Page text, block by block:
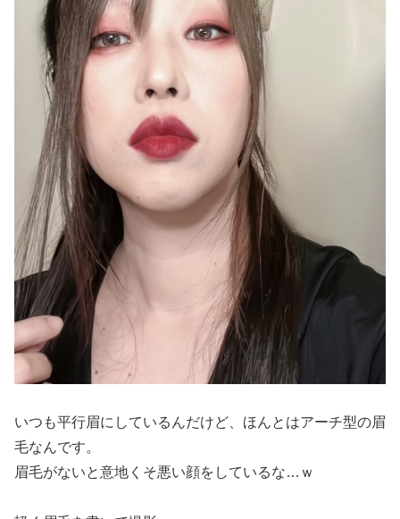
いつも平行眉にしているんだけど、ほんとはアーチ型の眉
毛なんです。
眉毛がないと意地くそ悪い顔をしているな…ｗ